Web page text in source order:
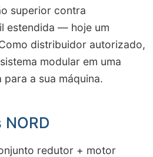
superior contra
estendida — hoje um
distribuidor autorizado,
modular em uma
a sua máquina.
redutor + motor